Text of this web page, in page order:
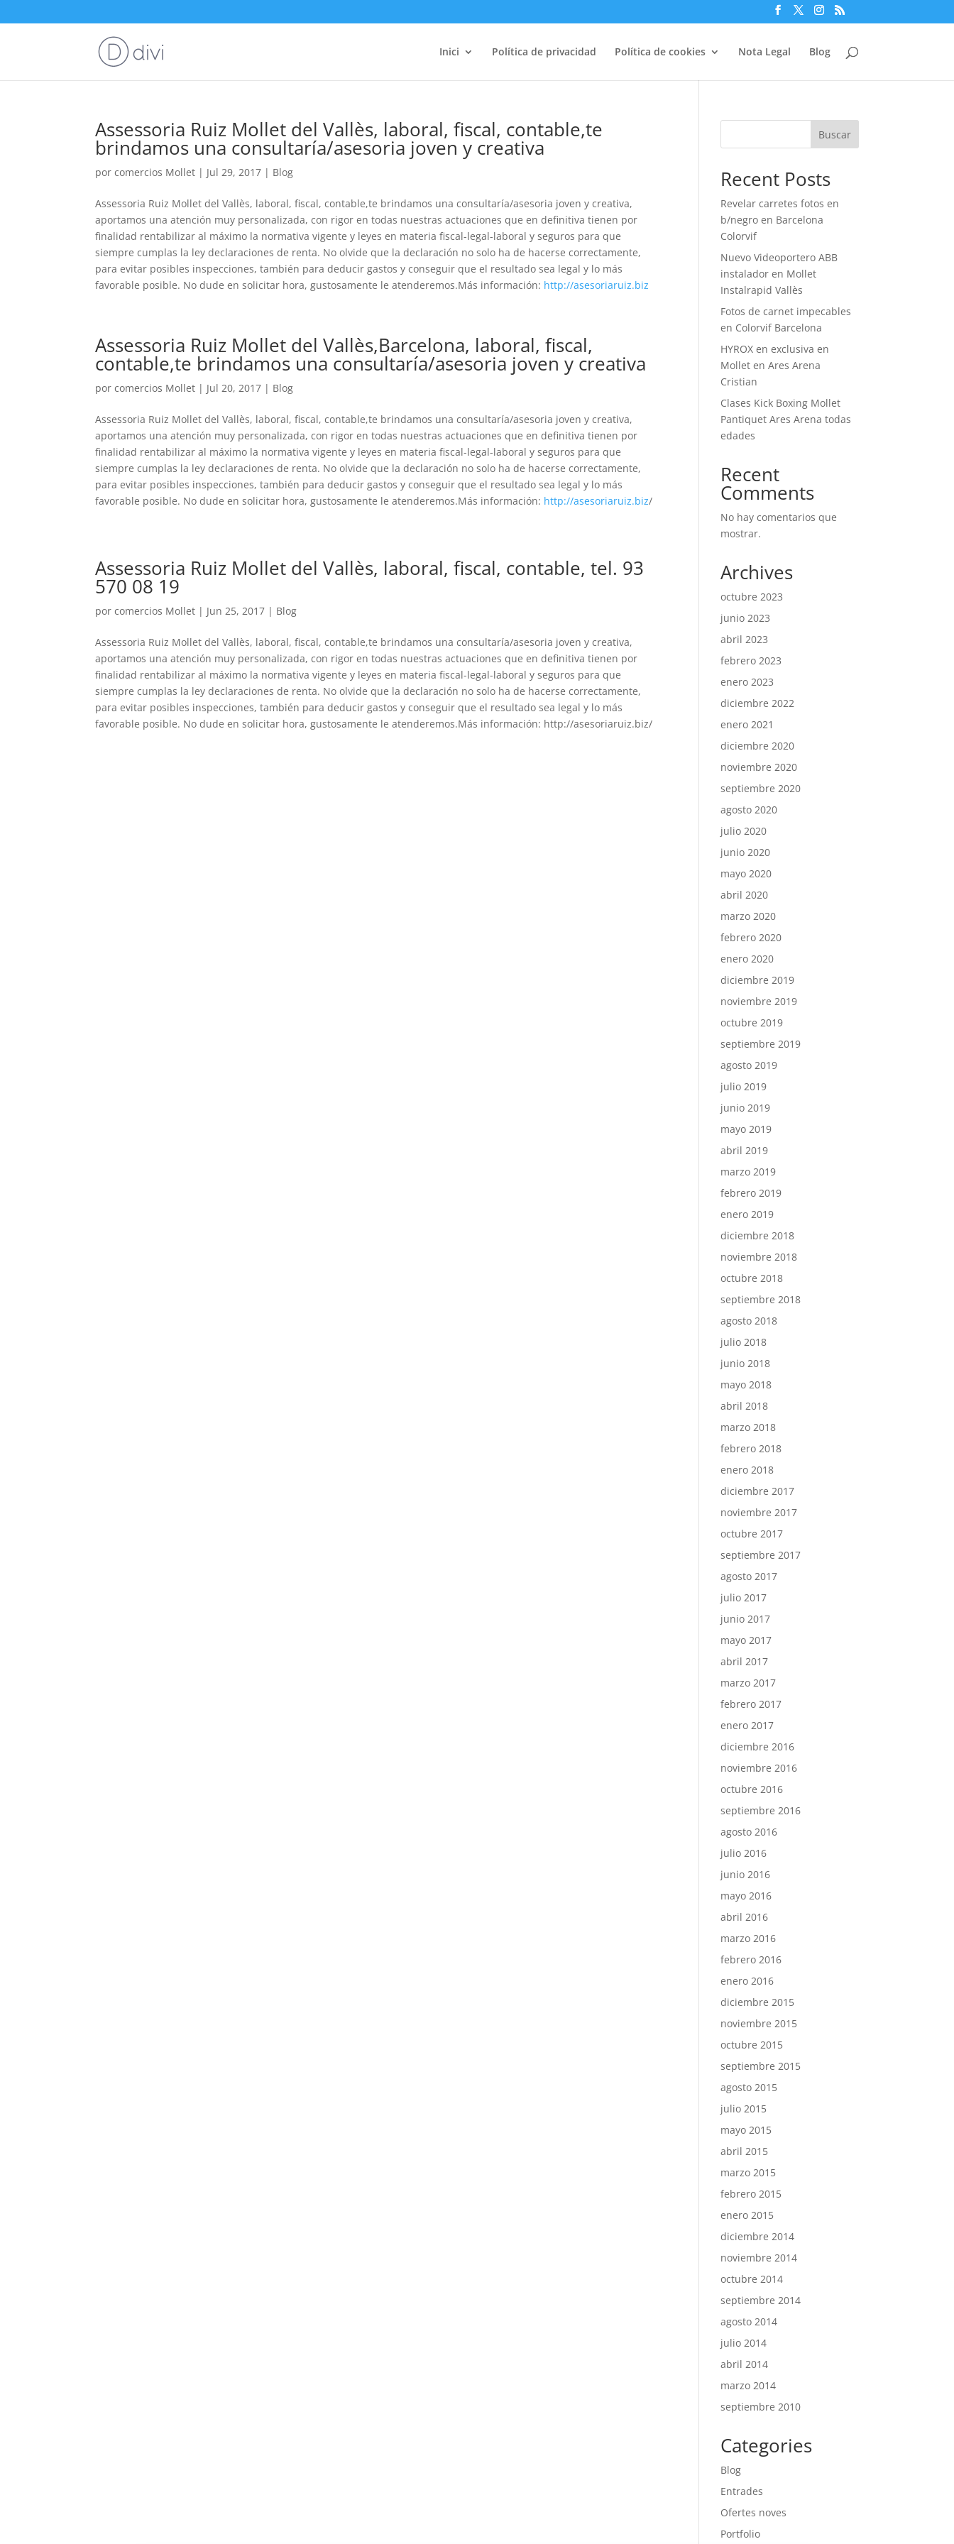
Inici Política de privacidad Política de cookies Nota Legal Blog
Assessoria Ruiz Mollet del Vallès, laboral, fiscal, contable,te
brindamos una consultaría/asesoria joven y creativa
porcomercios Mollet | Jul 29, 2017 | Blog
Assessoria Ruiz Mollet del Vallès, laboral, fiscal, contable,te brindamos una consultaría/asesoria joven y creativa,
aportamos una atención muy personalizada, con rigor en todas nuestras actuaciones que en definitiva tienen por
finalidad rentabilizar al máximo la normativa vigente y leyes en materia fiscal-legal-laboral y seguros para que
siempre cumplas la ley declaraciones de renta. No olvide que la declaración no solo ha de hacerse correctamente,
para evitar posibles inspecciones, también para deducir gastos y conseguir que el resultado sea legal y lo más
favorable posible. No dude en solicitar hora, gustosamente le atenderemos.Más información: http://asesoriaruiz.biz
Assessoria Ruiz Mollet del Vallès,Barcelona, laboral, fiscal,
contable,te brindamos una consultaría/asesoria joven y creativa
porcomercios Mollet | Jul 20, 2017 | Blog
Assessoria Ruiz Mollet del Vallès, laboral, fiscal, contable,te brindamos una consultaría/asesoria joven y creativa,
aportamos una atención muy personalizada, con rigor en todas nuestras actuaciones que en definitiva tienen por
finalidad rentabilizar al máximo la normativa vigente y leyes en materia fiscal-legal-laboral y seguros para que
siempre cumplas la ley declaraciones de renta. No olvide que la declaración no solo ha de hacerse correctamente,
para evitar posibles inspecciones, también para deducir gastos y conseguir que el resultado sea legal y lo más
favorable posible. No dude en solicitar hora, gustosamente le atenderemos.Más información: http://asesoriaruiz.biz/
Assessoria Ruiz Mollet del Vallès, laboral, fiscal, contable, tel. 93
570 08 19
porcomercios Mollet | Jun 25, 2017 | Blog
Assessoria Ruiz Mollet del Vallès, laboral, fiscal, contable,te brindamos una consultaría/asesoria joven y creativa,
aportamos una atención muy personalizada, con rigor en todas nuestras actuaciones que en definitiva tienen por
finalidad rentabilizar al máximo la normativa vigente y leyes en materia fiscal-legal-laboral y seguros para que
siempre cumplas la ley declaraciones de renta. No olvide que la declaración no solo ha de hacerse correctamente,
para evitar posibles inspecciones, también para deducir gastos y conseguir que el resultado sea legal y lo más
favorable posible. No dude en solicitar hora, gustosamente le atenderemos.Más información: http://asesoriaruiz.biz/
Buscar
Recent Posts
Revelar carretes fotos en
b/negro en Barcelona
Colorvif
Nuevo Videoportero ABB
instalador en Mollet
Instalrapid Vallès
Fotos de carnet impecables
en Colorvif Barcelona
HYROX en exclusiva en
Mollet en Ares Arena
Cristian
Clases Kick Boxing Mollet
Pantiquet Ares Arena todas
edades
Recent
Comments
No hay comentarios que
mostrar.
Archives
octubre 2023
junio 2023
abril 2023
febrero 2023
enero 2023
diciembre 2022
enero 2021
diciembre 2020
noviembre 2020
septiembre 2020
agosto 2020
julio 2020
junio 2020
mayo 2020
abril 2020
marzo 2020
febrero 2020
enero 2020
diciembre 2019
noviembre 2019
octubre 2019
septiembre 2019
agosto 2019
julio 2019
junio 2019
mayo 2019
abril 2019
marzo 2019
febrero 2019
enero 2019
diciembre 2018
noviembre 2018
octubre 2018
septiembre 2018
agosto 2018
julio 2018
junio 2018
mayo 2018
abril 2018
marzo 2018
febrero 2018
enero 2018
diciembre 2017
noviembre 2017
octubre 2017
septiembre 2017
agosto 2017
julio 2017
junio 2017
mayo 2017
abril 2017
marzo 2017
febrero 2017
enero 2017
diciembre 2016
noviembre 2016
octubre 2016
septiembre 2016
agosto 2016
julio 2016
junio 2016
mayo 2016
abril 2016
marzo 2016
febrero 2016
enero 2016
diciembre 2015
noviembre 2015
octubre 2015
septiembre 2015
agosto 2015
julio 2015
mayo 2015
abril 2015
marzo 2015
febrero 2015
enero 2015
diciembre 2014
noviembre 2014
octubre 2014
septiembre 2014
agosto 2014
julio 2014
abril 2014
marzo 2014
septiembre 2010
Categories
Blog
Entrades
Ofertes noves
Portfolio